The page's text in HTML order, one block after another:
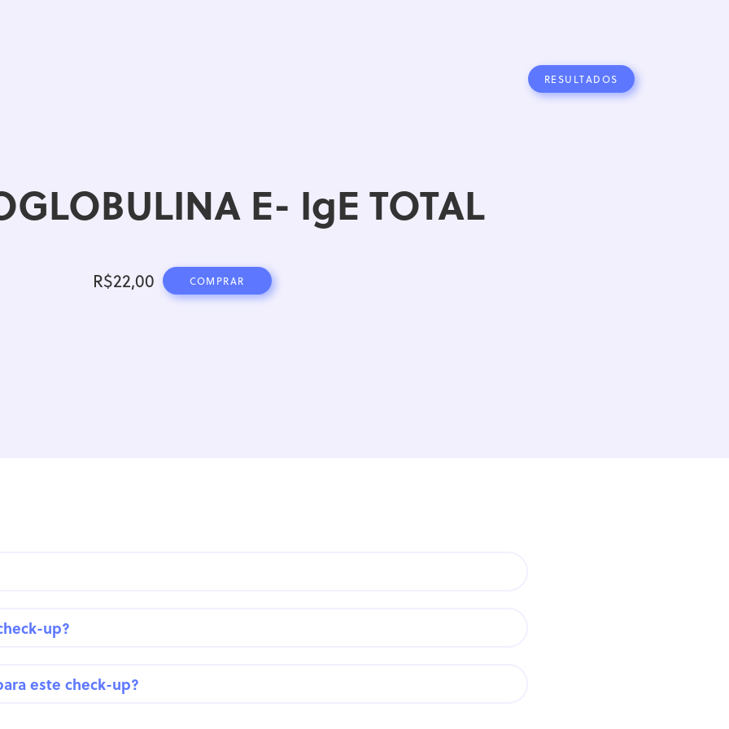
RESULTADOS
E- IgE TOTAL
R$22,00 COMPRAR
up?
este check-up?